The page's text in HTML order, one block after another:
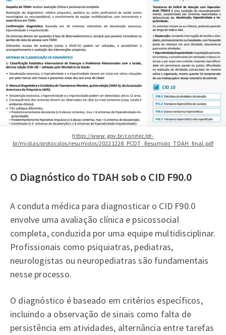
https://www.gov.br/conitec/pt-
br/midias/protocolos/resumidos/20221228_PCDT_Resumido_TDAH_final.pdf
O Diagnóstico do TDAH sob o CID F90.0
A conduta médica para diagnosticar o CID F90.0
envolve uma avaliação clínica e psicossocial
completa, conduzida por uma equipe multidisciplinar.
Profissionais como psiquiatras, pediatras,
neurologistas ou neuropediatras são fundamentais
nesse processo.
O diagnóstico é baseado em critérios específicos,
incluindo a observação de sinais como falta de
persistência em atividades, alternância entre tarefas